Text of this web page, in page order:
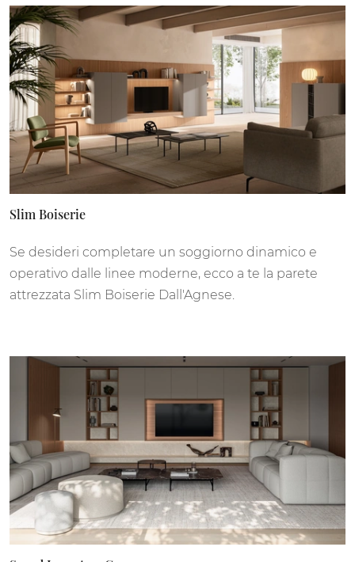
Slim Boiserie
Se desideri completare un soggiorno dinamico e
operativo dalle linee moderne, ecco a te la parete
attrezzata Slim Boiserie Dall'Agnese.